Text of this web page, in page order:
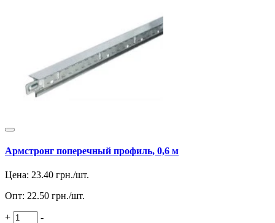
Армстронг поперечный профиль, 0,6 м
Цена: 23.40 грн./шт.
Опт: 22.50 грн./шт.
+ -